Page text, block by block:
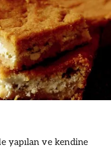
yapılan ve kendine